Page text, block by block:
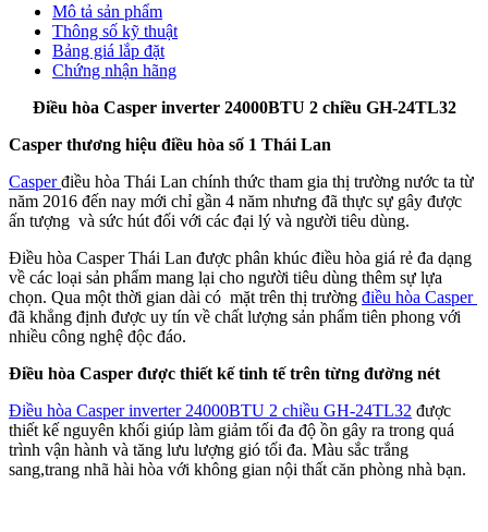
Mô tả sản phẩm
Thông số kỹ thuật
Bảng giá lắp đặt
Chứng nhận hãng
Điều hòa Casper inverter 24000BTU 2 chiều GH-24TL32
Casper thương hiệu điều hòa số 1 Thái Lan
Casperđiều hòa Thái Lan chính thức tham gia thị trường nước ta từ
năm 2016 đến nay mới chỉ gần 4 năm nhưng đã thực sự gây được
ấn tượng và sức hút đối với các đại lý và người tiêu dùng.
Điều hòa Casper Thái Lan được phân khúc điều hòa giá rẻ đa dạng
về các loại sản phẩm mang lại cho người tiêu dùng thêm sự lựa
chọn. Qua một thời gian dài có mặt trên thị trường điều hòa Casper
đã khẳng định được uy tín về chất lượng sản phẩm tiên phong với
nhiều công nghệ độc đáo.
Điều hòa Casper được thiết kế tinh tế trên từng đường nét
Điều hòa Casper inverter 24000BTU 2 chiều GH-24TL32 được
thiết kế nguyên khối giúp làm giảm tối đa độ ồn gây ra trong quá
trình vận hành và tăng lưu lượng gió tối đa. Màu sắc trắng
sang,trang nhã hài hòa với không gian nội thất căn phòng nhà bạn.